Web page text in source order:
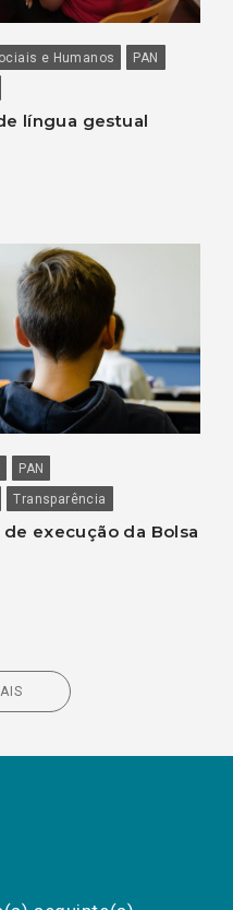
e Humanos
PAN
língua gestual
PAN
Transparência
execução da Bolsa